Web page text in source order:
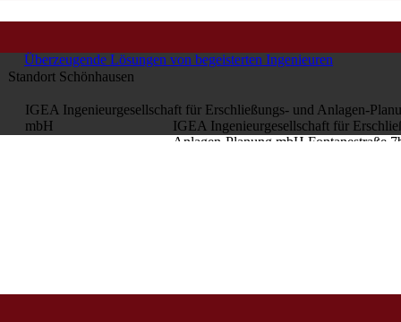
Überzeugende Lösungen von begeisterten Ingenieuren
IGEA Ingenieurgesellschaft für Erschließungs- und Anlagen-
mbH
IGEA Ingenieurgesellschaft für
Anlagen-Planung mbH Fontanestraße
Standort Schönhausen